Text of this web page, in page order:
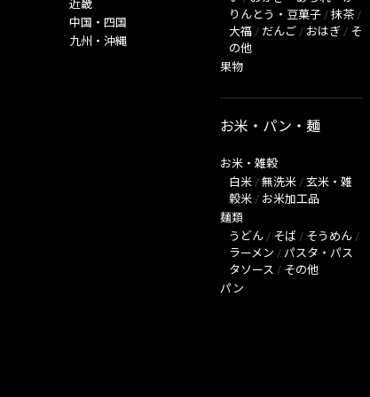
近畿
中国・四国
九州・沖縄
りんとう・豆菓子 / 抹茶 /
大福 / だんご / おはぎ / そ
の他
果物
お米・パン・麺
お米・雑穀
白米 / 無洗米 / 玄米・雑
穀米 / お米加工品
麺類
うどん / そば / そうめん /
ラーメン / パスタ・パス
タソース / その他
パン